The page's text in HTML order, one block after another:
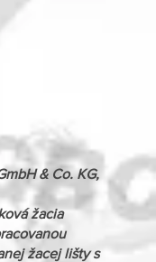
& Co. KG,
žacia
žacej lišty s